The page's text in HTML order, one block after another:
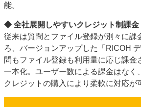
能。
◆ 全社展開しやすいクレジット制課金
従来は質問とファイル登録が別々に課
ろ、バージョンアップした「RICOH
問もファイル登録も利用量に応じ課金
一本化。ユーザー数による課金はなく
クレジットの購入により柔軟に対応が